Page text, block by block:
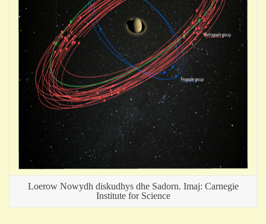
Loerow Nowydh diskudhys dhe Sadorn. Imaj: Carnegie
Institute for Science